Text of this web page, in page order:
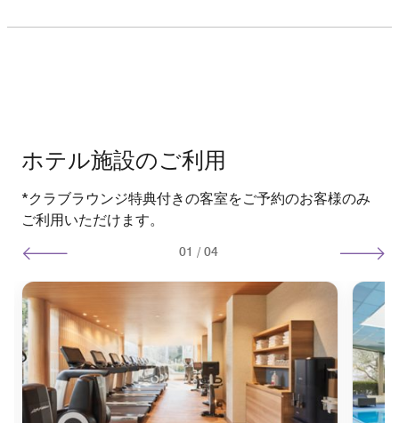
ホテル施設のご利用
*クラブラウンジ特典付きの客室をご予約のお客様のみ
ご利用いただけます。
01 / 04